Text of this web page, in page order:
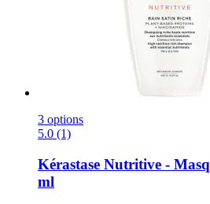
3 options
5.0 (1)
Kérastase Nutritive -​
ml